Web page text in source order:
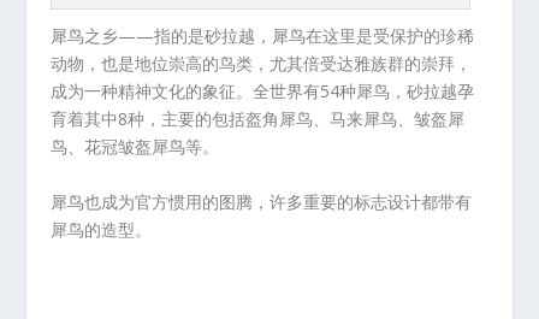
犀鸟之乡——指的是砂拉越，犀鸟在这里是受保护的珍稀
动物，也是地位崇高的鸟类，尤其倍受达雅族群的崇拜，
成为一种精神文化的象征。全世界有54种犀鸟，砂拉越孕
育着其中8种，主要的包括盔角犀鸟、马来犀鸟、皱盔犀
鸟、花冠皱盔犀鸟等。
犀鸟也成为官方惯用的图腾，许多重要的标志设计都带有
犀鸟的造型。